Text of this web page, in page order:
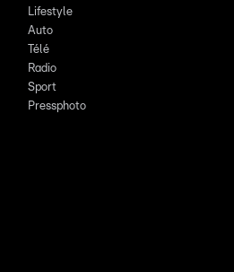
Lifestyle
Auto
Télé
Radio
Sport
Pressphoto